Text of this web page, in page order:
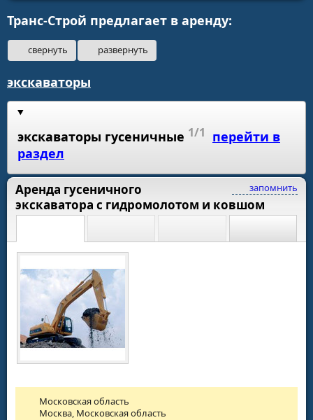
Транс-Строй предлагает в аренду:
свернуть развернуть
экскаваторы
экскаваторы гусеничные 1/1 перейти в
раздел
запомнить
Аренда гусеничного
экскаватора с гидромолотом и ковшом
Московская область
Москва, Московская область